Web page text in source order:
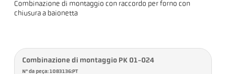
Combinazione di montaggio con raccordo per forno con
chiusura a baionetta
Combinazione di montaggio PK 01-024
Nº da peça: 1083136:PT